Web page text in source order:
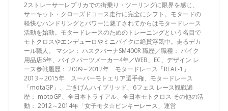
2ストレーサーレプリカでの街乗り・ツーリングに限界を感じ、
サーキット・クローズドコース走行に完全にシフト。モタードの
軽快なハンドリングとパワーに魅了されてからはモタードレース
活動を始動。モタードレースのためのトレーニングという名目で
モトクロスやエンデューロやミニバイクに絶賛浮気中。走るデカ
ール職人。 マシン： ハスクバーナSM400R 職歴／職種： バイク
用品店6年、バイクパーツメーカー4年／WEB、EC、デザイン レ
ース参戦履歴： 2009～2012年 モタードレース「REAL-1」
2013～2015年 スーパーモトエリア選手権、モタードレース
「motaGP」、ごきげんハイブリッド、6フェス レース観戦遍
歴： motoGP、全日本トライアル、全日本モトクロス その他の活
動： 2012～2014年「女子モタ☆ピンキーレース」運営